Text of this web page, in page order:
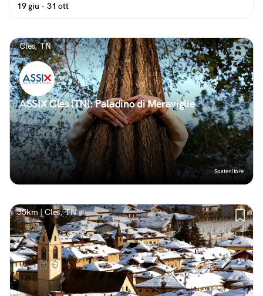
19 giu - 31 ott
Cles, TN
ASSIX Cles (TN): Paladino di Meraviglie
Sostenitore
35km | Cles, TN